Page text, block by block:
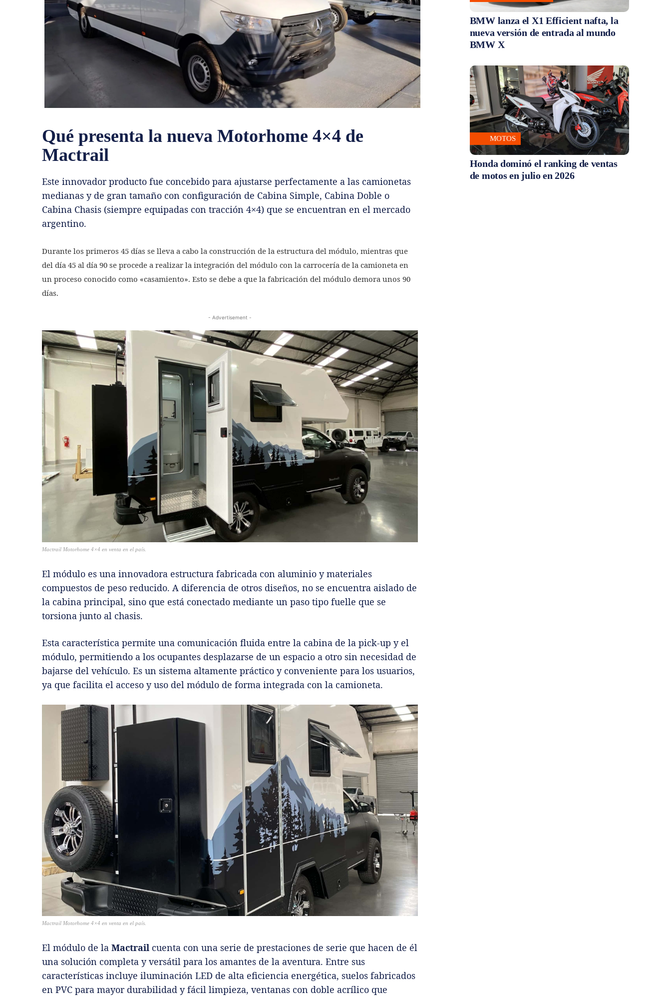
Qué presenta la nueva Motorhome 4×4 de
Mactrail
Este innovador producto fue concebido para ajustarse perfectamente a las camionetas
medianas y de gran tamaño con configuración de Cabina Simple, Cabina Doble o
Cabina Chasis (siempre equipadas con tracción 4×4) que se encuentran en el mercado
argentino.
Durante los primeros 45 días se lleva a cabo la construcción de la estructura del módulo, mientras que
del día 45 al día 90 se procede a realizar la integración del módulo con la carrocería de la camioneta en
un proceso conocido como «casamiento». Esto se debe a que la fabricación del módulo demora unos 90
días.
- Advertisement -
Mactrail Motorhome 4×4 en venta en el país.
El módulo es una innovadora estructura fabricada con aluminio y materiales
compuestos de peso reducido. A diferencia de otros diseños, no se encuentra aislado de
la cabina principal, sino que está conectado mediante un paso tipo fuelle que se
torsiona junto al chasis.
Esta característica permite una comunicación fluida entre la cabina de la pick-up y el
módulo, permitiendo a los ocupantes desplazarse de un espacio a otro sin necesidad de
bajarse del vehículo. Es un sistema altamente práctico y conveniente para los usuarios,
ya que facilita el acceso y uso del módulo de forma integrada con la camioneta.
Mactrail Motorhome 4×4 en venta en el país.
El módulo de la Mactrail cuenta con una serie de prestaciones de serie que hacen de él
una solución completa y versátil para los amantes de la aventura. Entre sus
características incluye iluminación LED de alta eficiencia energética, suelos fabricados
en PVC para mayor durabilidad y fácil limpieza, ventanas con doble acrílico que
BMW lanza el X1 Efficient nafta, la
nueva versión de entrada al mundo
BMW X
MOTOS
Honda dominó el ranking de ventas
de motos en julio en 2026